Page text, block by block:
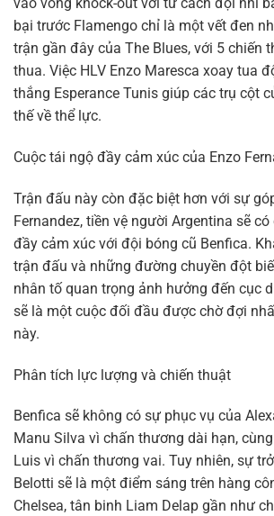
bại trước Flamengo chỉ là một vết đen
trận gần đây của The Blues, với 5 chiến
thua. Việc HLV Enzo Maresca xoay tua
thắng Esperance Tunis giúp các trụ cột
thế về thể lực.
Cuộc tái ngộ đầy cảm xúc của Enzo
Trận đấu này còn đặc biệt hơn với sự
Fernandez, tiền vệ người Argentina sẽ
đầy cảm xúc với đội bóng cũ Benfica.
trận đấu và những đường chuyền đột
nhân tố quan trọng ảnh hưởng đến cục
sẽ là một cuộc đối đầu được chờ đợi
này.
Phân tích lực lượng và chiến thuật
Benfica sẽ không có sự phục vụ của
Manu Silva vì chấn thương dài hạn,
Luis vì chấn thương vai. Tuy nhiên, sự
Belotti sẽ là một điểm sáng trên hàng
Chelsea, tân binh Liam Delap gần như